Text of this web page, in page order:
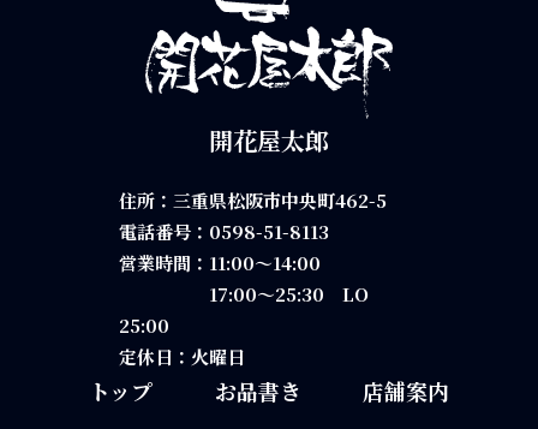
開花屋太郎
住所：三重県松阪市中央町462-5
電話番号： 0598-51-8113
営業時間：11:00～14:00
17:00～25:30 LO
25:00
定休日：火曜日
トップ お品書き 店舗案内